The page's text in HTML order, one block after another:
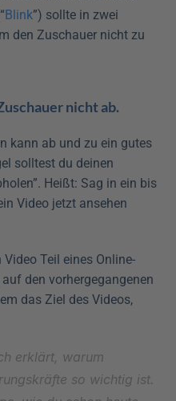
Blink”) sollte in zwei
den Zuschauer nicht zu
nicht ab.
kann ab und zu ein gutes
solltest du deinen
Heißt: Sag in ein bis
Video jetzt ansehen
Video Teil eines Online-
den vorhergegangenen
das Ziel des Videos,
erklärt, warum
so wichtig ist.